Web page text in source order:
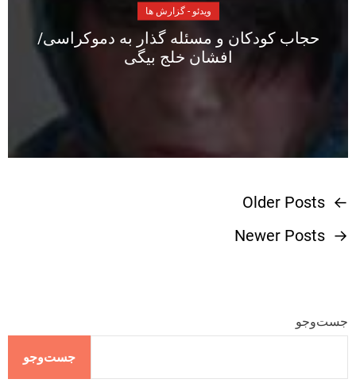
ویدئو - گزارش ها
حجاب کودکان و مسئله گذار به دموکراسی/
افشان خلج بیگی
ر
ا
ب
←
Older Posts
→
Newer Posts
جست‌وجو
جست‌وجو